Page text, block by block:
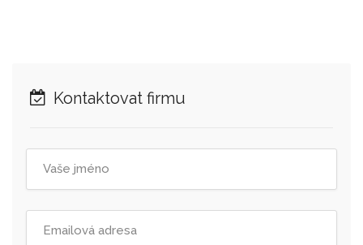
Kontaktovat firmu